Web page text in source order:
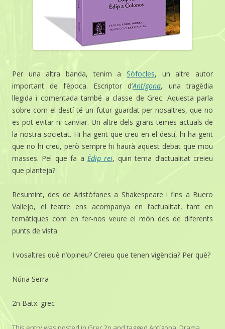
Per una altra banda, tenim a Sòfocles, un altre autor
important de l’època. Escriptor d’Antígona, una tragèdia
llegida i comentada també a classe de Grec. Aquesta parla
sobre com el destí té un futur guardat per nosaltres, que no
es pot evitar ni canviar. Un altre dels grans temes actuals de
la nostra societat. Hi ha gent que creu en el destí, hi ha gent
que no hi creu, però sempre hi haurà aquest debat que mou
masses. Pel que fa a Èdip rei, quin tema d’actualitat creieu
que planteja?
Resumint, des de Aristòfanes a Shakespeare i fins a Buero
Vallejo, el teatre ens acompanya en l’actualitat, tant en
temàtiques com en fer-nos veure el món des de diferents
punts de vista.
I vosaltres què n’opineu? Creieu que tenen vigència? Per què?
Núria Serra
2n Batx. grec